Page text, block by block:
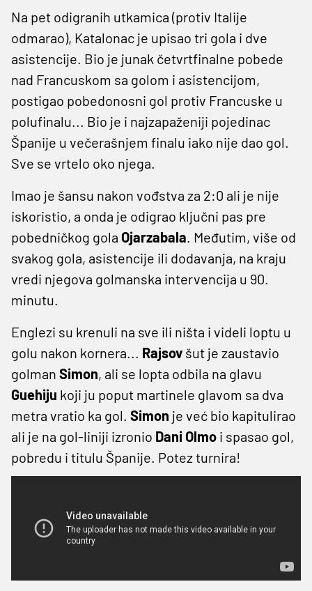
Na pet odigranih utkamica (protiv Italije
odmarao), Katalonac je upisao tri gola i dve
asistencije. Bio je junak četvrtfinalne pobede
nad Francuskom sa golom i asistencijom,
postigao pobedonosni gol protiv Francuske u
polufinalu... Bio je i najzapaženiji pojedinac
Španije u večerašnjem finalu iako nije dao gol.
Sve se vrtelo oko njega.
Imao je šansu nakon vođstva za 2:0 ali je nije
iskoristio, a onda je odigrao ključni pas pre
pobedničkog gola Ojarzabala. Međutim, više od
svakog gola, asistencije ili dodavanja, na kraju
vredi njegova golmanska intervencija u 90.
minutu.
Englezi su krenuli na sve ili ništa i videli loptu u
golu nakon kornera... Rajsov šut je zaustavio
golman Simon, ali se lopta odbila na glavu
Guehiju koji ju poput martinele glavom sa dva
metra vratio ka gol. Simon je već bio kapitulirao
ali je na gol-liniji izronio Dani Olmo i spasao gol,
pobredu i titulu Španije. Potez turnira!